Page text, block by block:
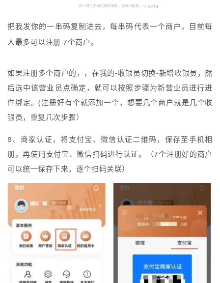
把我发你的一串码复制进去，每串码代表一个商户，目前每
人最多可以注册 7个商户。
如果注册多个商户的，，在我的-收银员切换-新增收银员，然
后选中该营业员点确定，就可以按照步骤为新营业员进行进
件绑定。(注册好有个就添加一个，想要几个商户就是几个收
银员，重复几次步骤）
8、商家认证，将支付宝、微信认证二维码，保存至手机相
册，再使用支付宝、微信扫码进行认证。（7个注册好的商户
可以统一保存下来，逐个扫码关联）